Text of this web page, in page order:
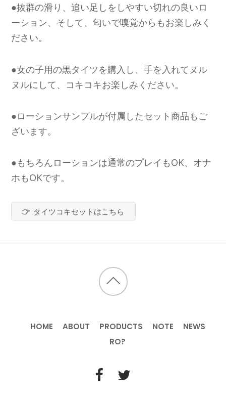
●抜群の滑り、追い足しをしやすい切れの良いロ
ーション、そして、匂いで嗅覚からもお楽しみく
ださい。
●女の子用の黒タイツを購入し、手を入れてヌル
ヌルにして、コキコキお楽しみください。
●ローションサンプルが付属したセット商品もご
ざいます。
●もちろんローションは通常のプレイもOK、オナ
ホもOKです。
タイツコキセットはこちら
HOME ABOUT PRODUCTS NOTE
NEWS
RO?